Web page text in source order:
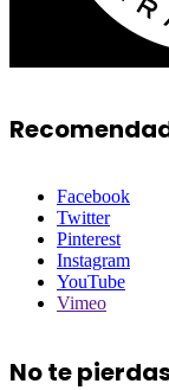
Facebook
Twitter
Pinterest
Instagram
YouTube
Vimeo
No te